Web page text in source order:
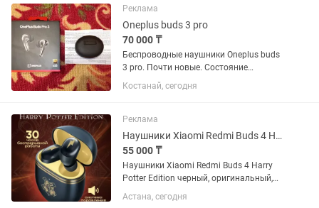
Реклама
Oneplus buds 3 pro
70 000 ₸
Беспроводные наушники Oneplus buds
3 pro. Почти новые. Состояние
отличное. Без царапин и сколов.
Комплект полный. На гарантии. Торг
Реальному покупателю хорошо скину.
Костанай, сегодня
Реклама
Наушники Xiaomi Redmi Buds 4 Harry Potter Edition
55 000 ₸
Наушники Xiaomi Redmi Buds 4 Harry
Potter Edition черный, оригинальный,
новый, запечатанный, гарантия
Астана, сегодня